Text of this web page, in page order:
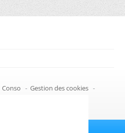
Conso - Gestion des cookies -